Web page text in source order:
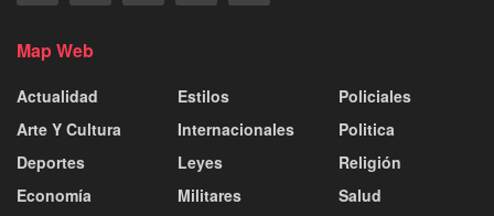
Map Web
Actualidad
Arte Y Cultura
Deportes
Economía
Estilos
Internacionales
Leyes
Militares
Policiales
Politica
Religión
Salud